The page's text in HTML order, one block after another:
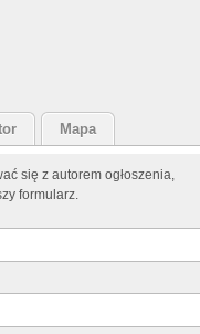
Mapa
się z autorem ogłoszenia,
formularz.